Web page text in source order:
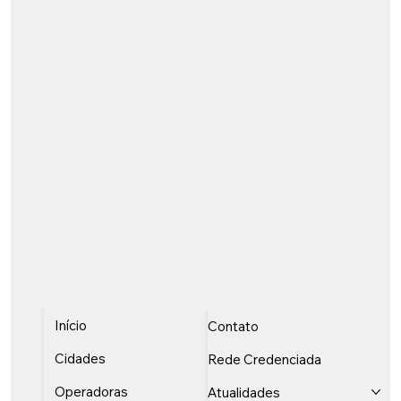
Início
Cidades
Operadoras
Contato
Rede Credenciada
Atualidades